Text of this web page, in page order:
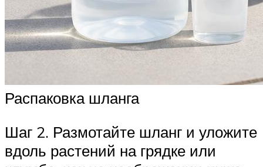
Распаковка шланга
Шаг 2. Размотайте шланг и уложите
вдоль растений на грядке или